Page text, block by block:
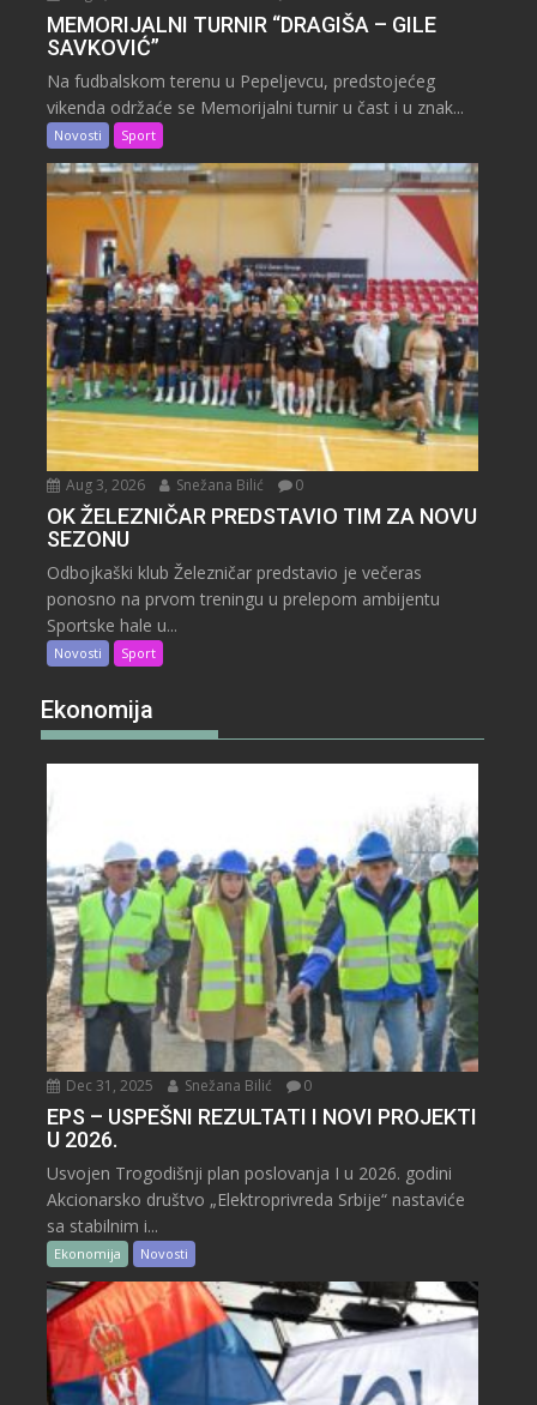
MEMORIJALNI TURNIR “DRAGIŠA – GILE
SAVKOVIĆ”
Na fudbalskom terenu u Pepeljevcu, predstojećeg
vikenda održaće se Memorijalni turnir u čast i u znak...
Novosti Sport
Aug 3, 2026 Snežana Bilić 0
OK ŽELEZNIČAR PREDSTAVIO TIM ZA NOVU
SEZONU
Odbojkaški klub Železničar predstavio je večeras
ponosno na prvom treningu u prelepom ambijentu
Sportske hale u...
Novosti Sport
Ekonomija
Dec 31, 2025 Snežana Bilić 0
EPS – USPEŠNI REZULTATI I NOVI PROJEKTI
U 2026.
Usvojen Trogodišnji plan poslovanja I u 2026. godini
Akcionarsko društvo „Elektroprivreda Srbije“ nastaviće
sa stabilnim i...
Ekonomija Novosti